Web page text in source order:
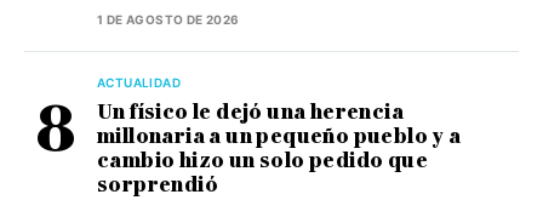
1 DE AGOSTO DE 2026
ACTUALIDAD
Un físico le dejó una herencia
millonaria a un pequeño pueblo y a
cambio hizo un solo pedido que
sorprendió